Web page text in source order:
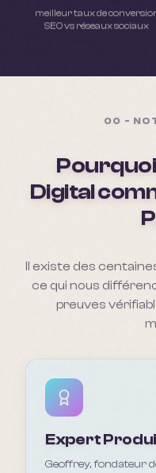
meilleur taux de
SEO vs réseaux sociaux
00 -
Digital
Il existe des
ce qui nous
preuves
Expert
Geoffrey, fondateur